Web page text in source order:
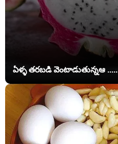
ఏళ్ళ తరబడి వెంటాడుతున్నఆ .....